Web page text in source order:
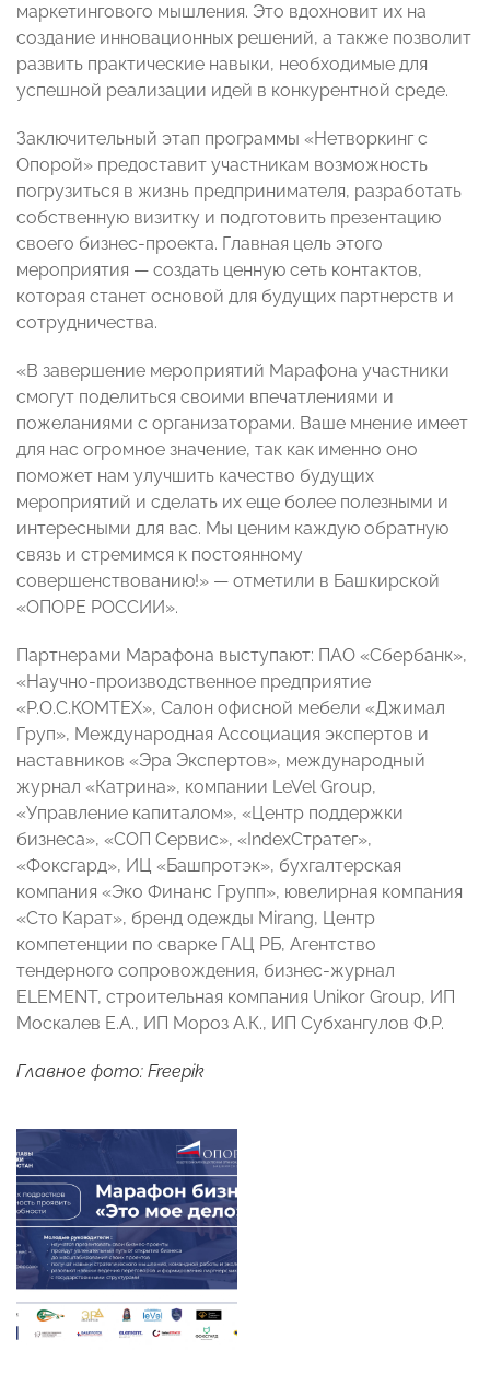
маркетингового мышления. Это вдохновит их на
создание инновационных решений, а также позволит
развить практические навыки, необходимые для
успешной реализации идей в конкурентной среде.
Заключительный этап программы «Нетворкинг с
Опорой» предоставит участникам возможность
погрузиться в жизнь предпринимателя, разработать
собственную визитку и подготовить презентацию
своего бизнес-проекта. Главная цель этого
мероприятия — создать ценную сеть контактов,
которая станет основой для будущих партнерств и
сотрудничества.
«В завершение мероприятий Марафона участники
смогут поделиться своими впечатлениями и
пожеланиями с организаторами. Ваше мнение имеет
для нас огромное значение, так как именно оно
поможет нам улучшить качество будущих
мероприятий и сделать их еще более полезными и
интересными для вас. Мы ценим каждую обратную
связь и стремимся к постоянному
совершенствованию!» — отметили в Башкирской
«ОПОРЕ РОССИИ».
Партнерами Марафона выступают: ПАО «Сбербанк»,
«Научно-производственное предприятие
«Р.О.С.КОМТЕХ», Салон офисной мебели «Джимал
Груп», Международная Ассоциация экспертов и
наставников «Эра Экспертов», международный
журнал «Катрина», компании LeVel Group,
«Управление капиталом», «Центр поддержки
бизнеса», «СОП Сервис», «IndexСтратег»,
«Фоксгард», ИЦ «Башпротэк», бухгалтерская
компания «Эко Финанс Групп», ювелирная компания
«Сто Карат», бренд одежды Mirang, Центр
компетенции по сварке ГАЦ РБ, Агентство
тендерного сопровождения, бизнес-журнал
ELEMENT, строительная компания Unikor Group, ИП
Москалев Е.А., ИП Мороз А.К., ИП Субхангулов Ф.Р.
Главное фото: Freepik